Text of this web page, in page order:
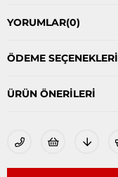
YORUMLAR(0)
ÖDEME SEÇENEKLERI
ÜRÜN ÖNERILERI